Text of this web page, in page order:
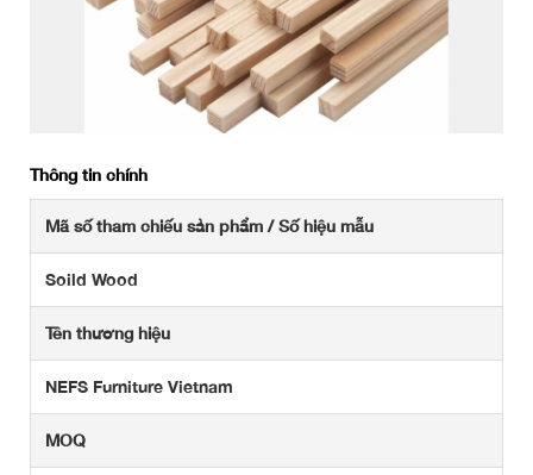
Thông tin chính
Mã số tham chiếu sản phẩm / Số hiệu mẫu
Soild Wood
Tên thương hiệu
NEFS Furniture Vietnam
MOQ